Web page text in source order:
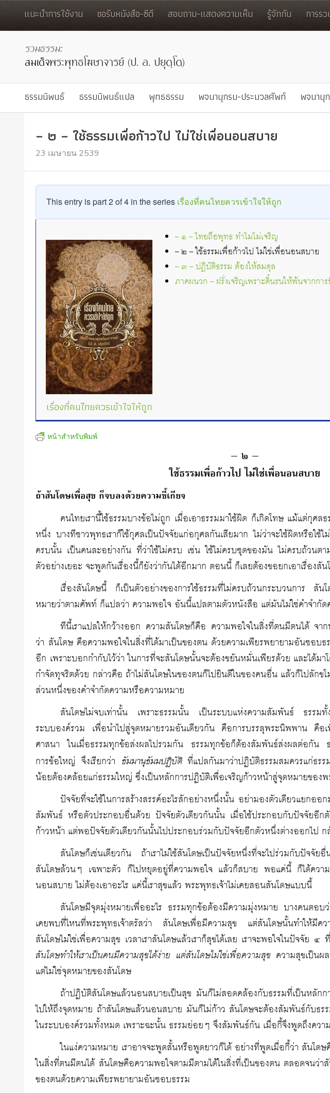
แนะนำการใช้งาน ขอรับหนังสือ-ซีดี สอบถาม-แสดงความเห็น รู้จักกัน การร
ธรรมนิพนธ์ ธรรมนิพนธ์แปล พุทธธรรม พจนานุกรม-ประมวลศัพท์ พจนานุ
– ๒ – ใช้ธรรมเพื่อก้าวไป ไม่ใช่เพื่อนอนสบาย
23 เมษายน 2539
This entry is part 2 of 4 in the series เรื่องที่คนไทยควรเข้าใจให้ถูก
เรื่องที่คนไทยควรเข้าใจให้ถูก
– ๑ – ไทยถือพุทธ ทำไมไม่เจริญ
– ๒ – ใช้ธรรมเพื่อก้าวไป ไม่ใช่เพื่อนอนสบาย
– ๓ – ปฏิบัติธรรม ต้องให้สมดุล
ภาคผนวก – ฝรั่งเจริญเพราะดิ้นรนให้พ้นจากก
หน้าสำหรับพิมพ์
– ๒ –
ใช้ธรรมเพื่อก้าวไป ไม่ใช่เพื่อนอนสบาย
ถ้าสันโดษเพื่อสุข ก็จบลงด้วยความขี้เกียจ
คนไทยเรานี้ใช้ธรรมบางข้อไม่ถูก เมื่อเอาธรรมมาใช้ผิด ก็เกิดโทษ แม้แต่กุศล
หนึ่ง บางทีชาวพุทธเราก็ใช้กุศลเป็นปัจจัยแก่อกุศลกันเสียมาก ไม่ว่าจะใช้ผิดหรือใช้
ครบนั้น เป็นคนละอย่างกัน ที่ว่าใช้ไม่ครบ เช่น ใช้ไม่ครบชุดของมัน ไม่ครบถ้วนต
ตัวอย่างเยอะ จะพูดกันเรื่องนี้ก็ยังว่ากันได้อีกมาก ตอนนี้ ก็เลยต้องขอยกเอาเรื่องสั
เรื่องสันโดษนี้ ก็เป็นตัวอย่างของการใช้ธรรมที่ไม่ครบถ้วนกระบวนการ สั
หมายว่าตามศัพท์ ก็แปลว่า ความพอใจ อันนี้แปลตามตัวหนังสือ แต่มันไม่ใช่คำจำกัด
ทีนี้เราแปลให้กว้างออก ความสันโดษก็คือ ความพอใจในสิ่งที่ตนมีตนได้ จา
ว่า สันโดษ คือความพอใจในสิ่งที่ได้มาเป็นของตน ด้วยความเพียรพยายามอันชอบธ
อีก เพราะบอกกำกับไว้ว่า ในการที่จะสันโดษนั้นจะต้องขยันหมั่นเพียรด้วย และได้ม
กำจัดทุจริตด้วย กล่าวคือ ถ้าไม่สันโดษในของตนก็ไปยินดีในของคนอื่น แล้วก็ไปลักข
ส่วนหนึ่งของคำจำกัดความหรือความหมาย
สันโดษไม่จบเท่านั้น เพราะธรรมนั้น เป็นระบบแห่งความสัมพันธ์ ธรรมทั้
ระบบองค์รวม เพื่อนำไปสู่จุดหมายรวมอันเดียวกัน คือการบรรลุพระนิพพาน คือ
ศาสนา ในเมื่อธรรมทุกข้อส่งผลไปรวมกัน ธรรมทุกข้อก็ต้องสัมพันธ์ส่งผลต่อกัน
การข้อใหญ่ จึงเรียกว่า ธัมมานุธัมมปฏิบัติที่แปลกันมาว่าปฏิบัติธรรมสมควรแก่ธร
น้อยต้องคล้อยแก่ธรรมใหญ่ ซึ่งเป็นหลักการปฏิบัติเพื่อเจริญก้าวหน้าสู่จุดหมายของ
ปัจจัยที่จะใช้ในการสร้างสรรค์อะไรสักอย่างหนึ่งนั้น อย่ามองตัวเดียวแยกอ
สัมพันธ์ หรือตัวประกอบอื่นด้วย ปัจจัยตัวเดียวกันนั้น เมื่อใช้ประกอบกับปัจจัยอีกตั
ก้าวหน้า แต่พอปัจจัยตัวเดียวกันนั้นไปประกอบร่วมกับปัจจัยอีกตัวหนึ่งต่างออกไป ก
สันโดษก็เช่นเดียวกัน ถ้าเราไม่ใช้สันโดษเป็นปัจจัยหนึ่งที่จะไปร่วมกับปัจจัย
สันโดษล้วนๆ เฉพาะตัว ก็ไปหยุดอยู่ที่ความพอใจ แล้วก็สบาย พอแค่นี้ ก็ได้ความ
นอนสบาย ไม่ต้องเอาอะไร แค่นี้เราสุขแล้ว พระพุทธเจ้าไม่เคยสอนสันโดษแบบนี้
สันโดษมีจุดมุ่งหมายเพื่ออะไร ธรรมทุกข้อต้องมีความมุ่งหมาย บางคนตอบ
เคยพบที่ไหนที่พระพุทธเจ้าตรัสว่า สันโดษเพื่อมีความสุข แต่สันโดษนั้นทำให้มีค
สันโดษไม่ใช่เพื่อความสุข เวลาเราสันโดษแล้วเราก็สุขได้เลย เราจะพอใจในปัจจัย
สันโดษทำให้เราเป็นคนมีความสุขได้ง่าย แต่สันโดษไม่ใช่เพื่อความสุขความสุขเป็นผล
แต่ไม่ใช่จุดหมายของสันโดษ
ถ้าปฏิบัติสันโดษแล้วนอนสบายเป็นสุข มันก็ไม่สอดคล้องกับธรรมที่เป็นหลัก
ไปให้ถึงจุดหมาย ถ้าสันโดษแล้วนอนสบาย มันก็ไม่ก้าว สันโดษจะต้องสัมพันธ์กับธ
ในระบบองค์รวมทั้งหมด เพราะฉะนั้น ธรรมย่อยๆ จึงสัมพันธ์กัน เมื่อกี้จึงพูดถึงควา
ในแง่ความหมาย เราอาจจะพูดสั้นหรือพูดยาวก็ได้ อย่างที่พูดเมื่อกี้ว่า สันโด
ในสิ่งที่ตนมีตนได้ สันโดษคือความพอใจตามมีตามได้ในสิ่งที่เป็นของตน ตลอดจนว่า
ของตนด้วยความเพียรพยายามอันชอบธรรม